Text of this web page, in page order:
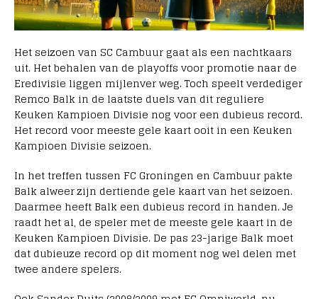
Het seizoen van SC Cambuur gaat als een nachtkaars
uit. Het behalen van de playoffs voor promotie naar de
Eredivisie liggen mijlenver weg. Toch speelt verdediger
Remco Balk in de laatste duels van dit reguliere
Keuken Kampioen Divisie nog voor een dubieus record.
Het record voor meeste gele kaart ooit in een Keuken
Kampioen Divisie seizoen.
In het treffen tussen FC Groningen en Cambuur pakte
Balk alweer zijn dertiende gele kaart van het seizoen.
Daarmee heeft Balk een dubieus record in handen. Je
raadt het al, de speler met de meeste gele kaart in de
Keuken Kampioen Divisie. De pas 23-jarige Balk moet
dat dubieuze record op dit moment nog wel delen met
twee andere spelers.